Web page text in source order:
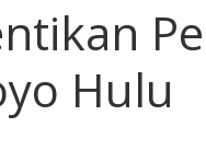
Hulu